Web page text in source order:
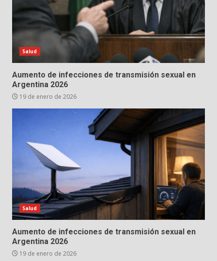
Salud
Aumento de infecciones de transmisión sexual en
Argentina 2026
19 de enero de 2026
Salud
Aumento de infecciones de transmisión sexual en
Argentina 2026
19 de enero de 2026